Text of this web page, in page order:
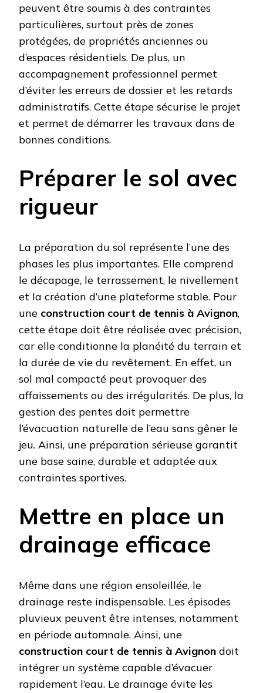
peuvent être soumis à des contraintes
particulières, surtout près de zones
protégées, de propriétés anciennes ou
d’espaces résidentiels. De plus, un
accompagnement professionnel permet
d’éviter les erreurs de dossier et les retards
administratifs. Cette étape sécurise le projet
et permet de démarrer les travaux dans de
bonnes conditions.
Préparer le sol avec
rigueur
La préparation du sol représente l’une des
phases les plus importantes. Elle comprend
le décapage, le terrassement, le nivellement
et la création d’une plateforme stable. Pour
une construction court de tennis à Avignon,
cette étape doit être réalisée avec précision,
car elle conditionne la planéité du terrain et
la durée de vie du revêtement. En effet, un
sol mal compacté peut provoquer des
affaissements ou des irrégularités. De plus, la
gestion des pentes doit permettre
l’évacuation naturelle de l’eau sans gêner le
jeu. Ainsi, une préparation sérieuse garantit
une base saine, durable et adaptée aux
contraintes sportives.
Mettre en place un
drainage efficace
Même dans une région ensoleillée, le
drainage reste indispensable. Les épisodes
pluvieux peuvent être intenses, notamment
en période automnale. Ainsi, une
construction court de tennis à Avignon doit
intégrer un système capable d’évacuer
rapidement l’eau. Le drainage évite les